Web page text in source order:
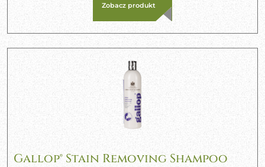
Zobacz produkt
Gallop® Stain Removing Shampoo